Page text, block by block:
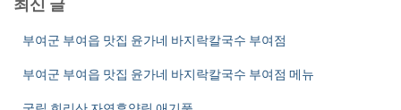
부여군 부여읍 맛집 윤가네 바지락칼국수 부여점
부여군 부여읍 맛집 윤가네 바지락칼국수 부여점 메뉴